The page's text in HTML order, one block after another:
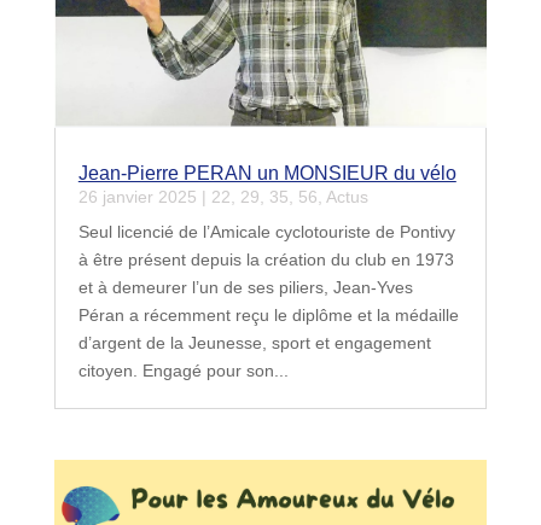
Jean-Pierre PERAN un MONSIEUR du vélo
26 janvier 2025 | 22, 29, 35, 56, Actus
Seul licencié de l’Amicale cyclotouriste de Pontivy
à être présent depuis la création du club en 1973
et à demeurer l’un de ses piliers, Jean-Yves
Péran a récemment reçu le diplôme et la médaille
d’argent de la Jeunesse, sport et engagement
citoyen. Engagé pour son...